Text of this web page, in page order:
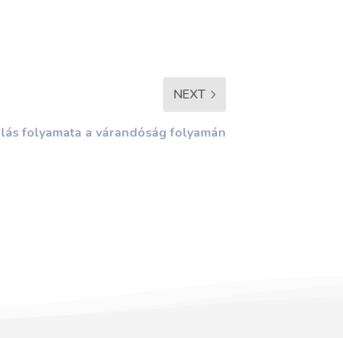
NEXT
folyamata a várandóság folyamán